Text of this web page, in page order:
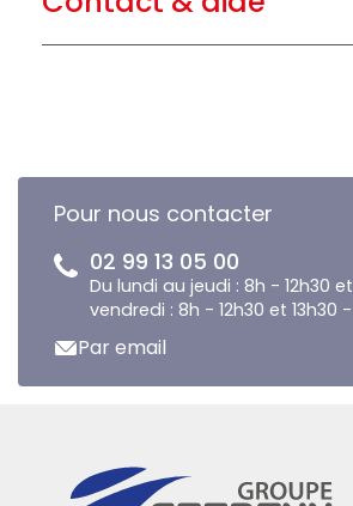
Pour nous contacter
02 99 13 05 00
Du lundi au jeudi : 8h - 12h30 et
vendredi : 8h - 12h30 et 13h30 -
Par email